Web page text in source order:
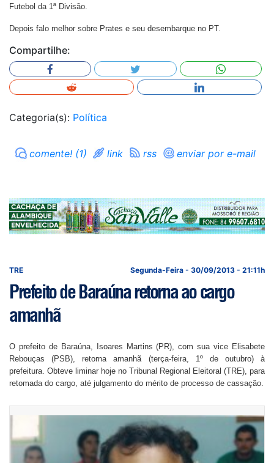
Futebol da 1ª Divisão.
Depois falo melhor sobre Prates e seu desembarque no PT.
Compartilhe:
Categoria(s): Política
comente! (1) link rss enviar por e-mail
Segunda-Feira - 30/09/2013 - 21:11h
TRE
Prefeito de Baraúna retorna ao cargo
amanhã
O prefeito de Baraúna, Isoares Martins (PR), com sua vice Elisabete
Rebouças (PSB), retorna amanhã (terça-feira, 1º de outubro) à
prefeitura. Obteve liminar hoje no Tribunal Regional Eleitoral (TRE), para
retomada do cargo, até julgamento do mérito de processo de cassação.